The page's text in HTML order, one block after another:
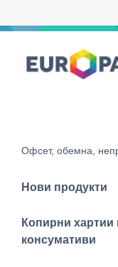
Други продукти,
Офсет, обемна,
Нови продукти
Копирни
консумативи